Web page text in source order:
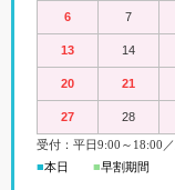
6 7
13 14
20 21
27 28
受付：平日9:00 ～18:00 ／
■本日 ■早割期間